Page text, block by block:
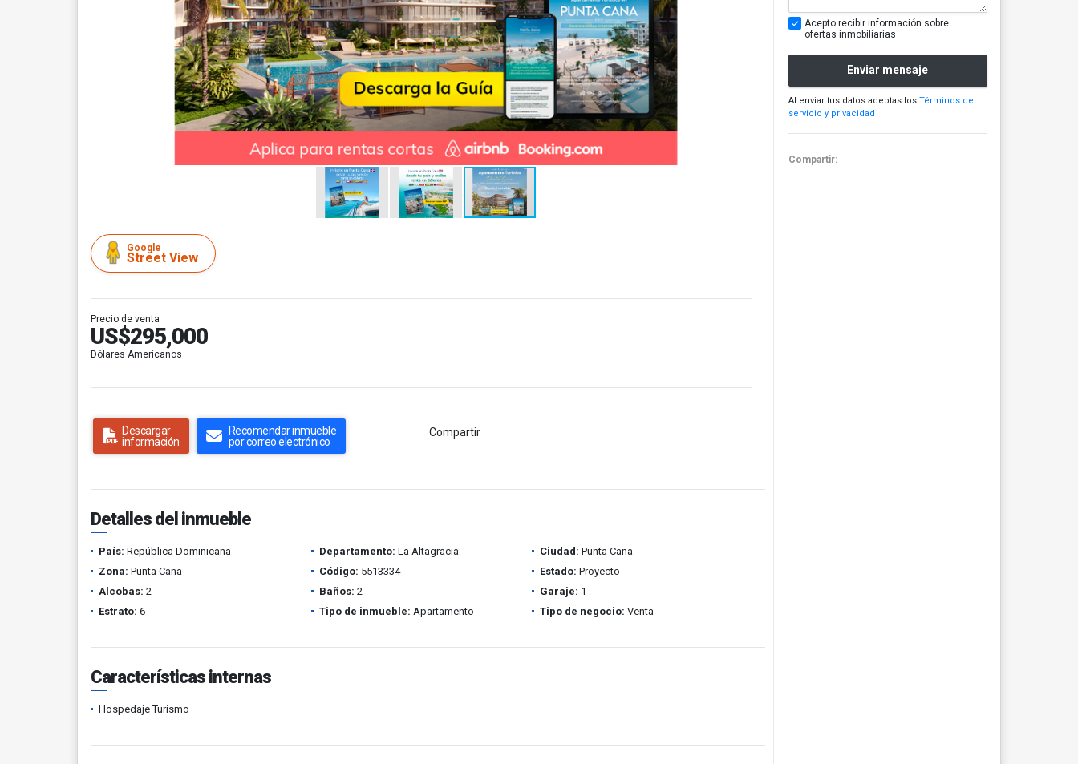
Google
Street View
Precio de venta
US$295,000
Dólares Americanos
Descargar
información
Recomendar inmueble
por correo electrónico
Compartir
Detalles del inmueble
País: República Dominicana Departamento: La Altagracia Ciudad: Punta Cana
Zona: Punta Cana Código: 5513334 Estado: Proyecto
Alcobas: 2 Baños: 2 Garaje: 1
Estrato: 6 Tipo de inmueble: Apartamento Tipo de negocio: Venta
Características internas
Hospedaje Turismo
Acepto recibir información sobre
ofertas inmobiliarias
Enviar mensaje
Al enviar tus datos aceptas los Términos de
servicio y privacidad
Compartir: